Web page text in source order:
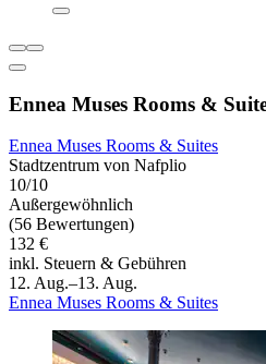
Ennea Muses Rooms &
Ennea Muses Rooms & Suites
Stadtzentrum von Nafplio
10/10
Außergewöhnlich
(56 Bewertungen)
132 €
inkl. Steuern & Gebühren
12. Aug.–13. Aug.
Ennea Muses Rooms & Suites